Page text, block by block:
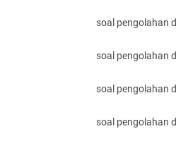
soal pengolahan
soal pengolahan
soal pengolahan
soal pengolahan